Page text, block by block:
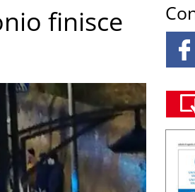
finisce